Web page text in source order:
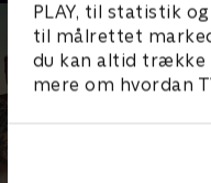
PLAY, til statistik
til målrettet
du kan altid trække
mere om hvordan